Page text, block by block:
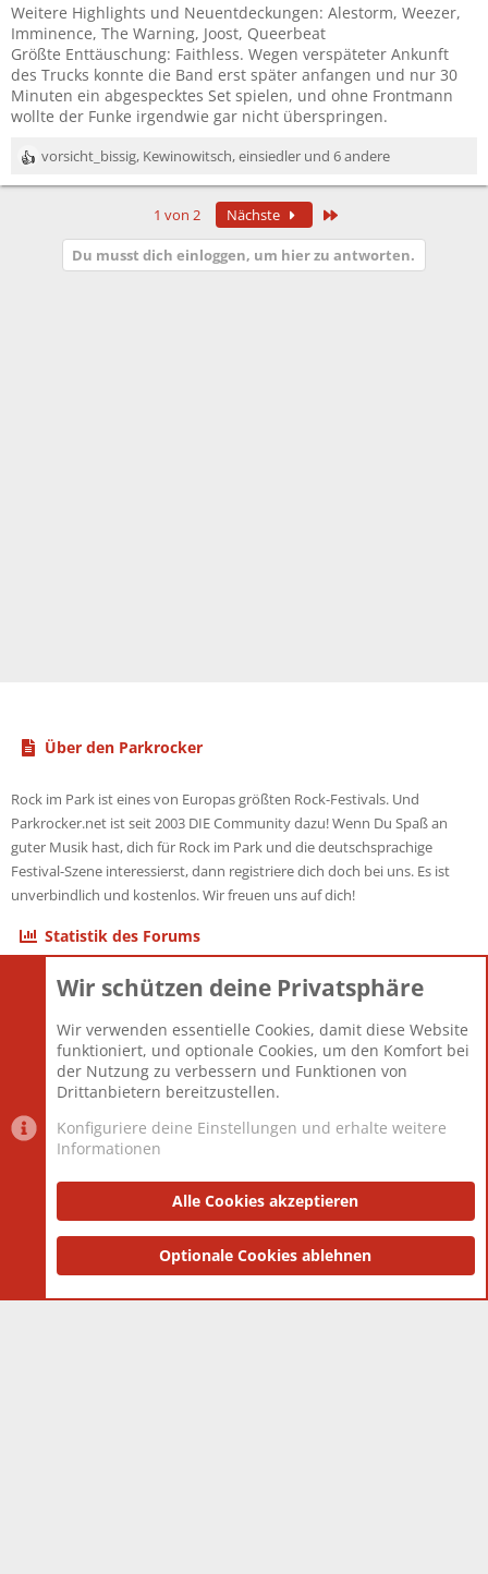
Weitere Highlights und Neuentdeckungen: Alestorm, Weezer,
Imminence, The Warning, Joost, Queerbeat
Größte Enttäuschung: Faithless. Wegen verspäteter Ankunft
des Trucks konnte die Band erst später anfangen und nur 30
Minuten ein abgespecktes Set spielen, und ohne Frontmann
wollte der Funke irgendwie gar nicht überspringen.
R
e
vorsicht_bissig, Kewinowitsch,einsiedler und 6 andere
1 von 2 Nächste
Du musst dich einloggen, um hier zu antworten.
Über den Parkrocker
Rock im Park ist eines von Europas größten Rock-Festivals. Und
Parkrocker.net ist seit 2003 DIE Community dazu! Wenn Du Spaß an
guter Musik hast, dich für Rock im Park und die deutschsprachige
Festival-Szene interessierst, dann registriere dich doch bei uns. Es ist
unverbindlich und kostenlos. Wir freuen uns auf dich!
Statistik des Forums
Themen
Mitglieder
12.427
Neuestes Mitglied
Berlin
Datenschutzerklärung Impressum
Community platform by XenForo® © 2010-2025 XenForo Ltd.
and add-ons by ThemeHouse
Wir schützen deine Privatsphäre
Wir verwenden essentielle Cookies, damit diese Website
funktioniert, und optionale Cookies, um den Komfort bei
der Nutzung zu verbessern und Funktionen von
Drittanbietern bereitzustellen.
Konfiguriere deine Einstellungen und erhalte weitere
Informationen
Alle Cookies akzeptieren
Optionale Cookies ablehnen